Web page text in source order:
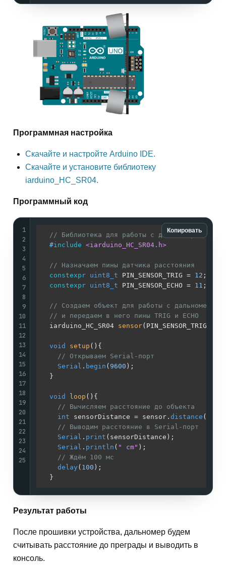
Программная настройка
Скачайте и настройте Arduino IDE.
Скачайте и установите библиотеку
iarduino_HC_SR04.
Программный код
Копировать
1
2
3
4
5
6
7
8
9
10
11
12
13
14
15
16
17
18
19
20
21
22
23
24
25
// Библиотека для работы с дальномером
#include <iarduino_HC_SR04.h>
// Назначаем пины датчика расстояния
constexpr uint8_t PIN_SENSOR_TRIG = 12 ;
constexpr uint8_t PIN_SENSOR_ECHO = 11 ;
// Создаем объект для работы с дальномером
// и передаем в него пины TRIG и ECHO
iarduino_HC_SR04 sensor(PIN_SENSOR_TRIG,
void setup () {
// Открываем Serial-порт
Serial . begin ( 9600 );
  }
void loop () {
// Вычисляем расстояние до объекта
int sensorDistance = sensor. distance ();
// Выводим расстояние в Serial-порт
Serial . print (sensorDistance);
Serial . println ( " cm" );
// Ждём 100 мс
delay( 100 );
Результат работы
После прошивки устройства, дальномер будем
считывать расстояние до преграды и выводить в
консоль.